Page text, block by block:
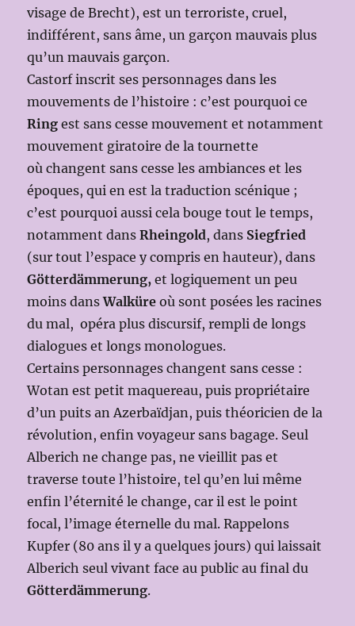
visage de Brecht), est un terroriste, cruel,
indifférent, sans âme, un garçon mauvais plus
qu’un mauvais garçon.
Castorf inscrit ses personnages dans les
mouvements de l’histoire : c’est pourquoi ce
Ring est sans cesse mouvement et notamment
mouvement giratoire de la tournette
où changent sans cesse les ambiances et les
époques, qui en est la traduction scénique ;
c’est pourquoi aussi cela bouge tout le temps,
notamment dansRheingold, dans Siegfried
(sur tout l’espace y compris en hauteur), dans
Götterdämmerung,et logiquement un peu
moins dansWalküre où sont posées les racines
du mal, opéra plus discursif, rempli de longs
dialogues et longs monologues.
Certains personnages changent sans cesse :
Wotan est petit maquereau, puis propriétaire
d’un puits an Azerbaïdjan, puis théoricien de la
révolution, enfin voyageur sans bagage. Seul
Alberich ne change pas, ne vieillit pas et
traverse toute l’histoire, tel qu’en lui même
enfin l’éternité le change, car il est le point
focal, l’image éternelle du mal. Rappelons
Kupfer (80 ans il y a quelques jours) qui laissait
Alberich seul vivant face au public au final du
Götterdämmerung.